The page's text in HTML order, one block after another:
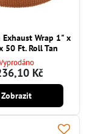
Wrap 1" x
50 Ft. Roll Tan
Kč
Zobrazit